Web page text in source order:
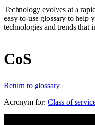
Asistencia
Servicios
Cómo
Recursos
Contacto
Corporate
Careers
Technology evolves at a
easy-to-use glossary to help
technologies and trends that
CoS
Return to glossary
Acronym for: Class of